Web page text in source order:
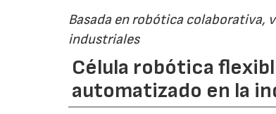
Basada en robótica
industriales
Célula robótica
automatizado en la